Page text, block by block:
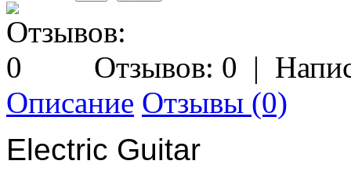
Отзывов: 0 |
Описание Отзывы (0)
Electric Guitar